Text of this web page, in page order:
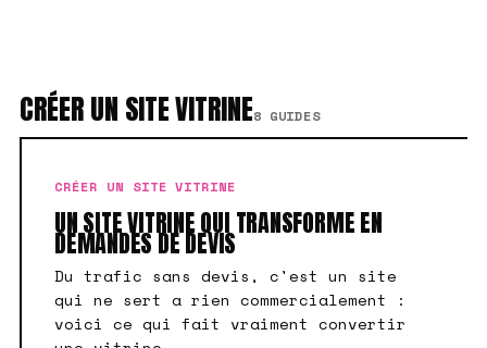
CRÉER UN SITE VITRINE8 GUIDES
CRÉER UN SITE VITRINE
UN SITE VITRINE QUI TRANSFORME EN
DEMANDES DE DEVIS
Du trafic sans devis, c'est un site
qui ne sert a rien commercialement :
voici ce qui fait vraiment convertir